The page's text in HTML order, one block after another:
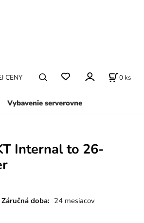
Vybavenie serverovne
CENY 0 ks
Internal to 26-
Záručná doba: 24 mesiacov